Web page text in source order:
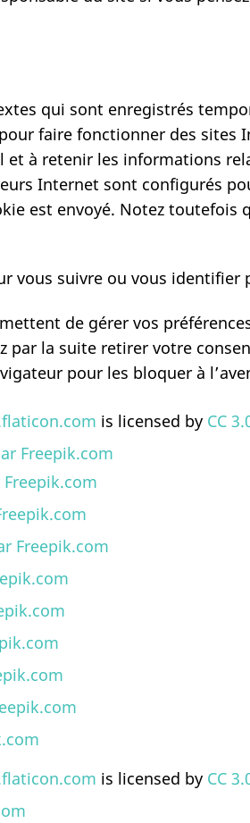
qui sont enregistrés
faire fonctionner des sites
à retenir les informations
Internet sont configurés
est envoyé. Notez
vous suivre ou vous
de gérer vos
par la suite retirer votre
pour les bloquer à
is licensed by CC
Freepik.com
Freepik.com
is licensed by CC